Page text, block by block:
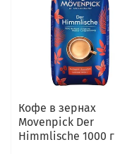
Кофе в зернах
Movenpick Der
Himmlische 1000 г